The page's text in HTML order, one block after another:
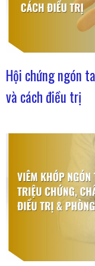
Hội chứng ngón
và cách điều trị